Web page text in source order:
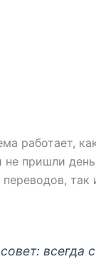
работает,
не пришли
так
всегда